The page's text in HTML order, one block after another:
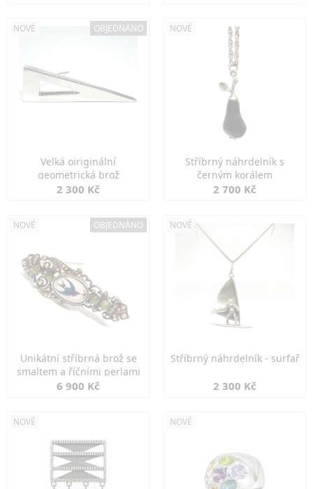
NOVÉ OBJEDNÁNO
Velká oiriginální
geometrická brož
2 300 Kč
NOVÉ
Stříbrný náhrdelník s
černým korálem
2 700 Kč
NOVÉ OBJEDNÁNO
Unikátní stříbrná brož se
smaltem a říčními perlami
6 900 Kč
NOVÉ
Stříbrný náhrdelník - surfař
2 300 Kč
NOVÉ NOVÉ